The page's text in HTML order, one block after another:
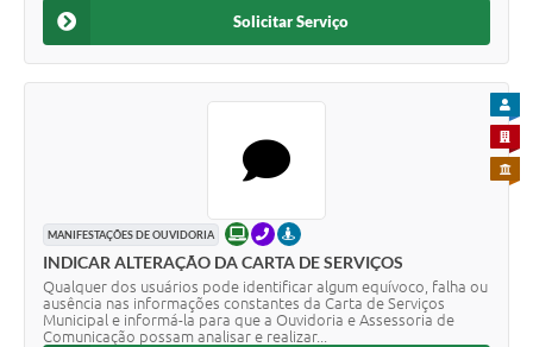
Solicitar Serviço
MANIFESTAÇÕES DE OUVIDORIA ONLINETELEFONEPRESENCIAL
INDICAR ALTERAÇÃO DA CARTA DE SERVIÇOS
Qualquer dos usuários pode identificar algum equívoco, falha ou
ausência nas informações constantes da Carta de Serviços
Municipal e informá-la para que a Ouvidoria e Assessoria de
Comunicação possam analisar e realizar...
PARA
PARA